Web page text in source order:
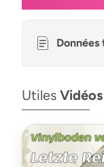
Données
Utiles Vidéos